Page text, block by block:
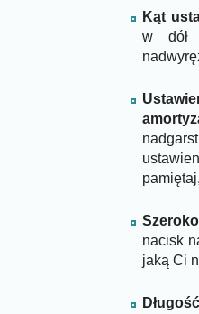
Kąt
w dół
nacisk
jaką Ci